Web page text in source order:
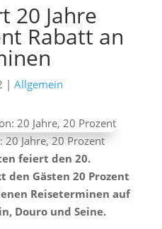
20 Jahre
Rabatt an
| Allgemein
20 Jahre, 20 Prozent
feiert den 20.
den Gästen 20 Prozent
Reiseterminen auf
Douro und Seine.